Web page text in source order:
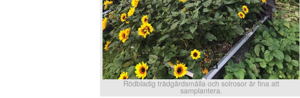
Rödbladig trädgårdsmålla och solrosor är fina att
samplantera.